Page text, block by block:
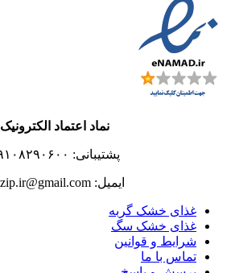
نماد اعتماد الکترونیک
پشتیبانی: ۰۹۱۰۸۲۹۰۶۰۰
ایمیل: petzip.ir@gmail.com
غذای خشک گربه
غذای خشک سگ
شرایط و قوانین
تماس با ما